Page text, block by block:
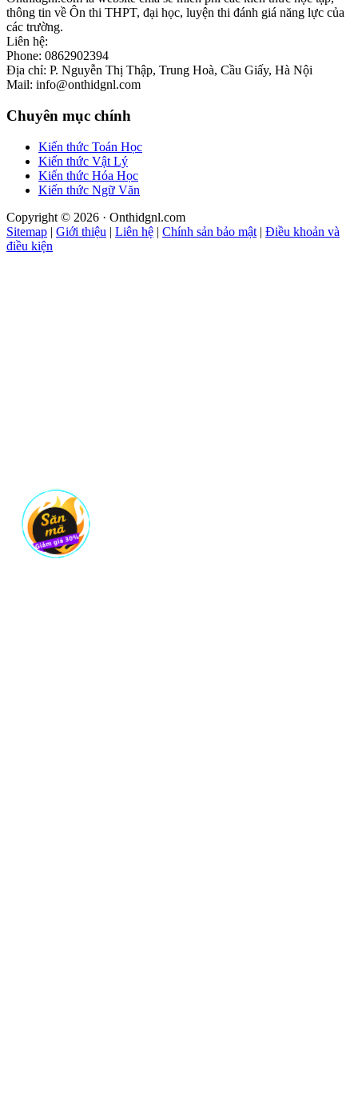
thông tin về Ôn thi THPT, đại học, luyện thi đánh giá năng lực của
các trường.
Liên hệ:
Phone: 0862902394
Địa chỉ: P. Nguyễn Thị Thập, Trung Hoà, Cầu Giấy, Hà Nội
Mail: info@onthidgnl.com
Chuyên mục chính
Kiến thức Toán Học
Kiến thức Vật Lý
Kiến thức Hóa Học
Kiến thức Ngữ Văn
Copyright © 2026 · Onthidgnl.com
Sitemap | Giới thiệu | Liên hệ | Chính sản bảo mật | Điều khoản và
điều kiện